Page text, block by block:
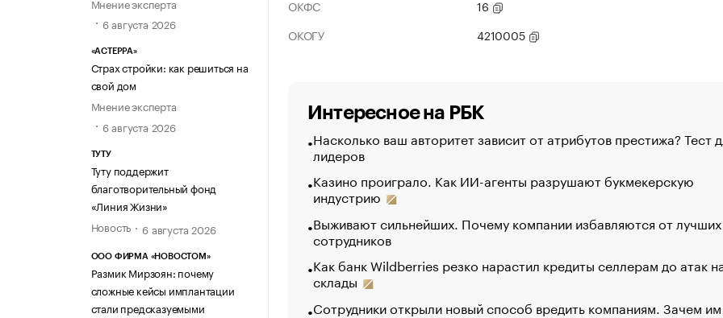
Мнение эксперта
6 августа 2026
«АСТЕРРА»
Страх стройки: как решиться на
свой дом
Мнение эксперта
6 августа 2026
ТУТУ
Туту поддержит
благотворительный фонд
«Линия Жизни»
Новость
6 августа 2026
ООО ФИРМА «НОВОСТОМ»
Размик Мирзоян: почему
сложные кейсы имплантации
стали предсказуемыми
ОКФС
16
ОКОГУ
4210005
Интересное на РБК
Насколько ваш авторитет зависит от атрибутов престижа? Тест
лидеров
Казино проиграло. Как ИИ-агенты разрушают букмекерскую
индустрию
Выживают сильнейших. Почему компании избавляются от лучших
сотрудников
Как банк Wildberries резко нарастил кредиты селлерам до атак
склады
Сотрудники открыли новый способ вредить компаниям. Зачем